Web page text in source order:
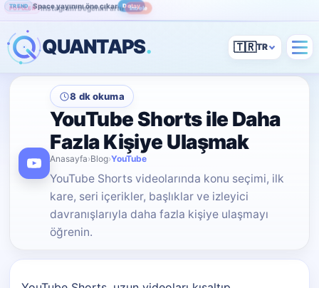
TREND Space yayınını öne çıkar Detay
POPÜLER Instagram beğenini artır İncele
QUANTAPS. 🇹🇷
8 dk okuma
YouTube Shorts ile Daha
Fazla Kişiye Ulaşmak
Anasayfa›Blog›YouTube
YouTube Shorts videolarında konu seçimi, ilk
kare, seri içerikler, başlıklar ve izleyici
davranışlarıyla daha fazla kişiye ulaşmayı
öğrenin.